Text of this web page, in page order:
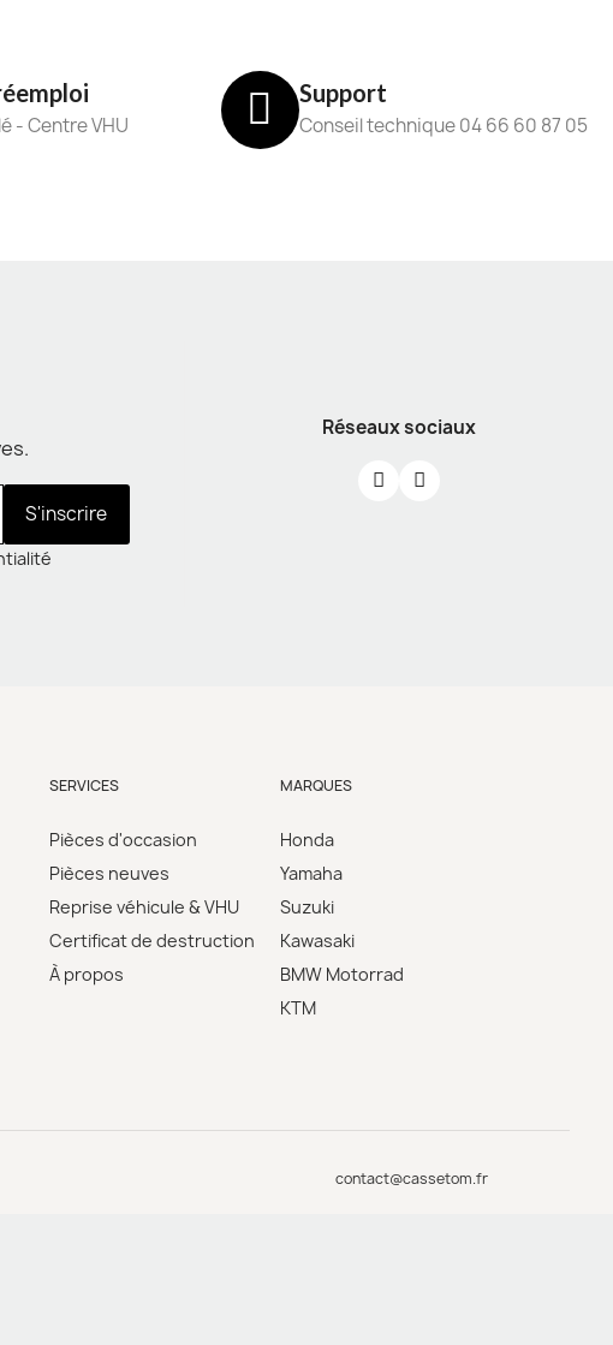
- Centre VHU
Support
Conseil technique 04 66 60 87 05
S'inscrire
Réseaux sociaux
SERVICES
Pièces d'occasion
Pièces neuves
Reprise véhicule & VHU
Certificat de destruction
À propos
MARQUES
Honda
Yamaha
Suzuki
Kawasaki
BMW Motorrad
KTM
contact@cassetom.fr